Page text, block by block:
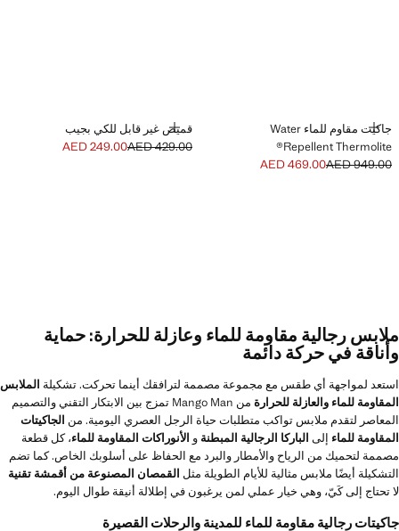
جاكيت مقاوم للماء Water
Repellent Thermolite®
إضافة
السعر الأول محذوف [AED 949.00 ]
AED 949.00
السعر الحالي [AED 469.00 ]AED 469.00
قميص غير قابل للكي بجيب
إضافة
السعر الأول محذوف [AED 429.00 ]
AED 429.00
السعر الحالي [AED 249.00 ]AED 249.00
ملابس رجالية مقاومة للماء وعازلة للحرارة: حماية
وأناقة في حركة دائمة
استعد لمواجهة أي طقس مع مجموعة مصممة لترافقك أينما تحركت. تشكيلة الملابس
المقاومة للماء والعازلة للحرارة
من Mango Man تمزج بين الابتكار التقني والتصميم
المعاصر لتقدم ملابس تواكب متطلبات حياة الرجل العصري اليومية. من الجاكيتات
المقاومة للماء إلى الباركا الرجالية المبطنة و الأنوراكات المقاومة للماء، كل قطعة
مصممة لتحميك من الرياح والأمطار والبرد مع الحفاظ على أسلوبك الخاص. كما تضم
التشكيلة أيضًا ملابس مثالية للأيام الطويلة مثل القمصان المصنوعة من أقمشة تقنية
لا تحتاج إلى كَيّ، وهي خيار عملي لمن يرغبون في إطلالة أنيقة طوال اليوم.
جاكيتات رجالية مقاومة للماء للمدينة والرحلات القصيرة